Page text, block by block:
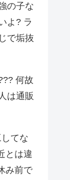
の子な
よ? ラ
で垢抜
何故
は通販
てな
とは違
み前で